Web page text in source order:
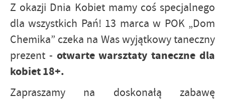
Z okazji Dnia Kobiet mamy coś specjalnego
dla wszystkich Pań! 13 marca w POK „Dom
Chemika” czeka na Was wyjątkowy taneczny
prezent - otwarte warsztaty taneczne dla
kobiet 18+.
Zapraszamy na doskonałą zabawę